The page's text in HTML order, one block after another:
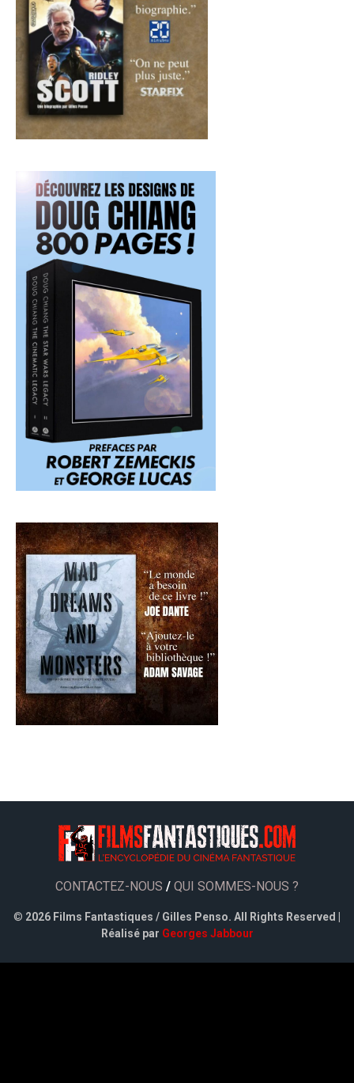
CONTACTEZ-NOUS / QUI SOMMES-NOUS ?
© 2026 Films Fantastiques / Gilles Penso. All Rights Reserved |
Réalisé par Georges Jabbour